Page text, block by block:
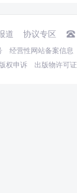
道 协议专区
经营性网站备案信息
版权申诉 出版物许可证